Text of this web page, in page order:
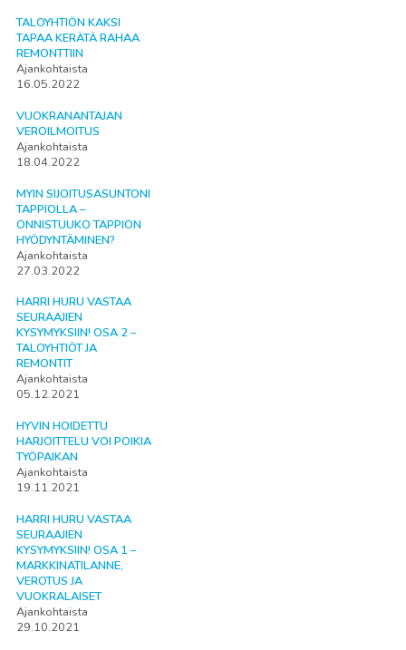
TALOYHTIÖN KAKSI
TAPAA KERÄTÄ RAHAA
REMONTTIIN
Ajankohtaista
16.05.2022
VUOKRANANTAJAN
VEROILMOITUS
Ajankohtaista
18.04.2022
MYIN SIJOITUSASUNTONI
TAPPIOLLA –
ONNISTUUKO TAPPION
HYÖDYNTÄMINEN?
Ajankohtaista
27.03.2022
HARRI HURU VASTAA
SEURAAJIEN
KYSYMYKSIIN! OSA 2 –
TALOYHTIÖT JA
REMONTIT
Ajankohtaista
05.12.2021
HYVIN HOIDETTU
HARJOITTELU VOI POIKIA
TYÖPAIKAN
Ajankohtaista
19.11.2021
HARRI HURU VASTAA
SEURAAJIEN
KYSYMYKSIIN! OSA 1 –
MARKKINATILANNE,
VEROTUS JA
VUOKRALAISET
Ajankohtaista
29.10.2021